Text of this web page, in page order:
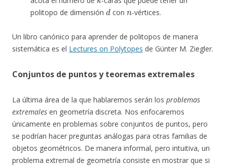
politopo de dimensión
d
con
n
-vértices.
Un libro canónico para aprender de politopos de manera
sistemática es el Lectures on Polytopes de Günter M. Ziegler.
Conjuntos de puntos y teoremas extremales
La última área de la que hablaremos serán los problemas
extremales en geometría discreta. Nos enfocaremos
únicamente en problemas sobre conjuntos de puntos, pero
se podrían hacer preguntas análogas para otras familias de
objetos geométricos. De manera informal, pero intuitiva, un
problema extremal de geometría consiste en mostrar que si